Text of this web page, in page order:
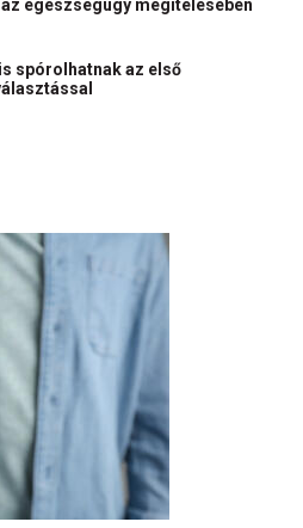
egészségügy megítélésében
spórolhatnak az első